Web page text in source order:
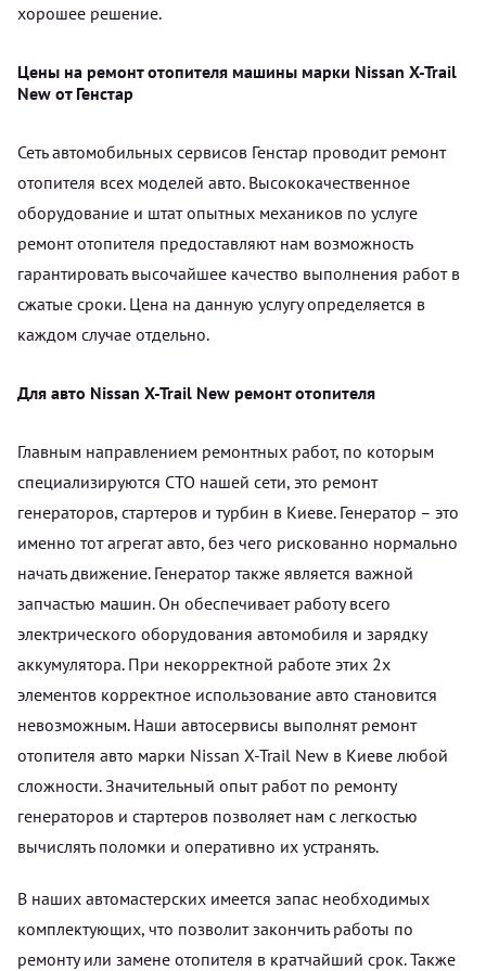
хорошее решение.
Цены на ремонт отопителя машины марки Nissan X-Trail
New от Генстар
Сеть автомобильных сервисов Генстар проводит ремонт
отопителя всех моделей авто. Высококачественное
оборудование и штат опытных механиков по услуге
ремонт отопителя предоставляют нам возможность
гарантировать высочайшее качество выполнения работ в
сжатые сроки. Цена на данную услугу определяется в
каждом случае отдельно.
Для авто Nissan X-Trail New ремонт отопителя
Главным направлением ремонтных работ, по которым
специализируются СТО нашей сети, это ремонт
генераторов, стартеров и турбин в Киеве. Генератор – это
именно тот агрегат авто, без чего рискованно нормально
начать движение. Генератор также является важной
запчастью машин. Он обеспечивает работу всего
электрического оборудования автомобиля и зарядку
аккумулятора. При некорректной работе этих 2х
элементов корректное использование авто становится
невозможным. Наши автосервисы выполнят ремонт
отопителя авто марки Nissan X-Trail New в Киеве любой
сложности. Значительный опыт работ по ремонту
генераторов и стартеров позволяет нам с легкостью
вычислять поломки и оперативно их устранять.
В наших автомастерских имеется запас необходимых
комплектующих, что позволит закончить работы по
ремонту или замене отопителя в кратчайший срок. Также